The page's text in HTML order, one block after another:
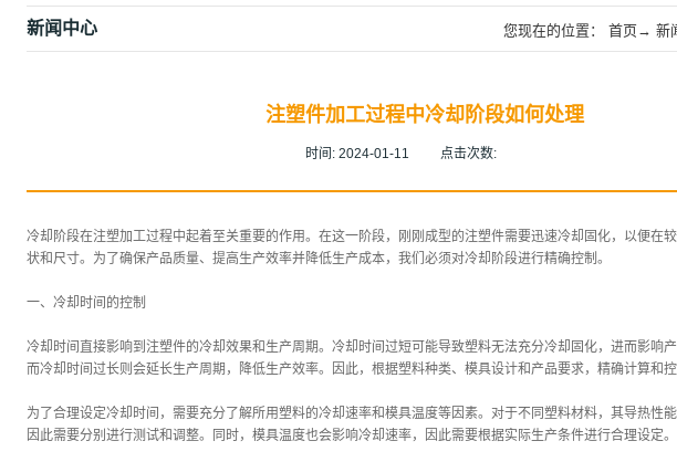
新闻中心 您现在的位置： 首页→ 新
注塑件加工过程中冷却阶段如何处理
时间: 2024-01-11 点击次数:
冷却阶段在注塑加工过程中起着至关重要的作用。在这一阶段，刚刚成型的注塑件需要迅速冷却固化，以便在
状和尺寸。为了确保产品质量、提高生产效率并降低生产成本，我们必须对冷却阶段进行精确控制。
一、冷却时间的控制
冷却时间直接影响到注塑件的冷却效果和生产周期。冷却时间过短可能导致塑料无法充分冷却固化，进而影响产
而冷却时间过长则会延长生产周期，降低生产效率。因此，根据塑料种类、模具设计和产品要求，精确计算和控
为了合理设定冷却时间，需要充分了解所用塑料的冷却速率和模具温度等因素。对于不同塑料材料，其导热性能
因此需要分别进行测试和调整。同时，模具温度也会影响冷却速率，因此需要根据实际生产条件进行合理设定。